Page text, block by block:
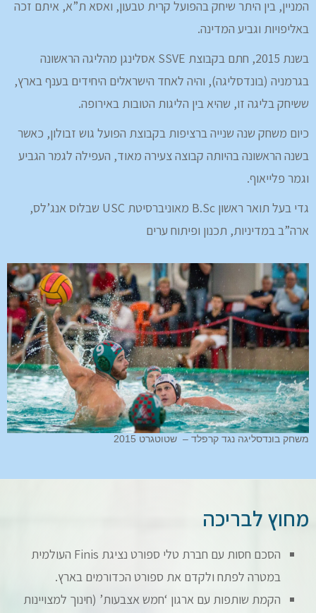
המניין, בין היתר שיחק בהפועל קרית טבעון, ואסא ת”א, איתם זכה
באליפויות וגביע המדינה.
בשנת 2015, חתם בקבוצת SSVE אסלינגן מהליגה הראשונה
בגרמניה (בונדסליגה), והיה לאחד הישראלים היחידים בענף בארץ,
ששיחק בליגה זו, שהיא בין הליגות הטובות באירופה.
כיום משחק שנה שנייה ברציפות בקבוצת הפועל גוש זבולון, כאשר
בשנה הראשונה בהיותה קבוצה צעירה מאוד, העפילה לגמר הגביע
וגמר פלייאוף.
גדי בעל תואר ראשון B.Sc מאוניברסיטת USC שבלוס אנג’לס,
ארה”ב במדיניות, תכנון ופיתוח ערים
משחק בונדסליגה נגד קרפלד – שטוטגרט 2015
מחוץ לבריכה
הסכם חסות עם חברת טלי ספורט נציגת Finis העולמית
במטרה לפתח ולקדם את ספורט הכדורמים בארץ.
הקמת שותפות עם ארגון ‘חמש אצבעות’ (חינוך למצויינות